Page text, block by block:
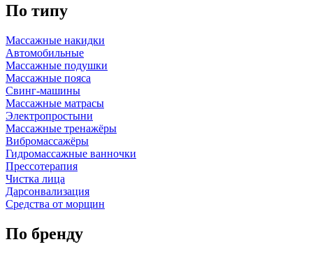
По типу
Массажные накидки
Автомобильные
Массажные подушки
Массажные пояса
Свинг-машины
Массажные матрасы
Электропростыни
Массажные тренажёры
Вибромассажёры
Гидромассажные ванночки
Прессотерапия
Чистка лица
Дарсонвализация
Средства от морщин
По бренду